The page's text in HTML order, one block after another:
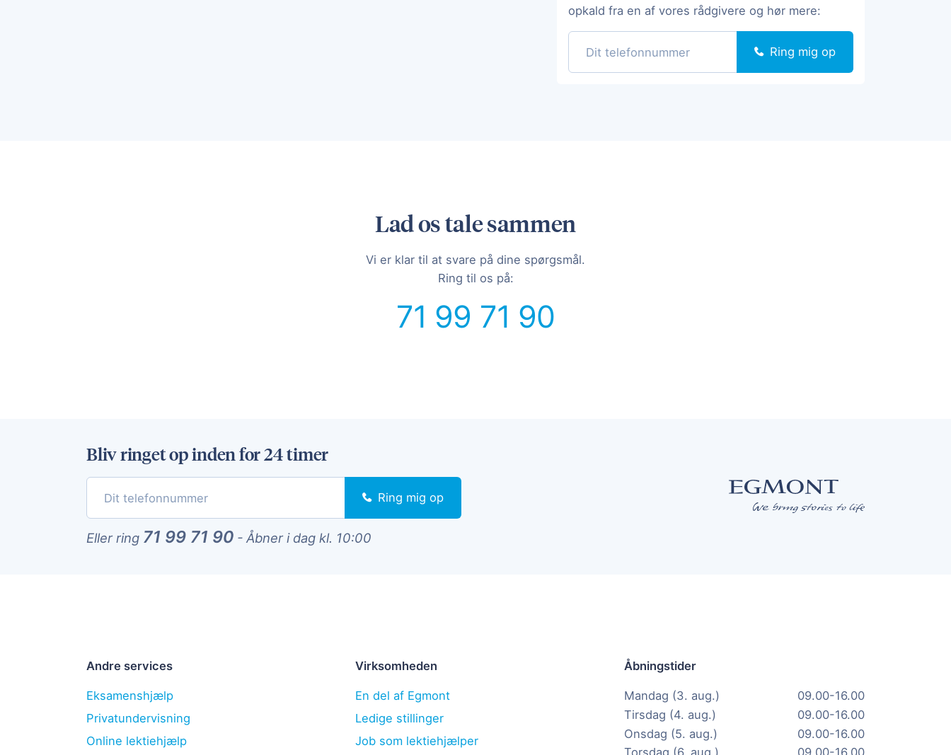
opkald fra en af vores rådgivere og hør mere:
Ring mig op
Lad os tale sammen
Vi er klar til at svare på dine spørgsmål.
Ring til os på:
71 99 71 90
Bliv ringet op inden for 24 timer
Ring mig op
Eller ring 71 99 71 90 - Åbner i dag kl. 10:00
Andre services
Eksamenshjælp
Privatundervisning
Online lektiehjælp
Virksomheden
En del af Egmont
Ledige stillinger
Job som lektiehjælper
Åbningstider
Mandag (3. aug.)
09.00-16.00
Tirsdag (4. aug.)
09.00-16.00
Onsdag (5. aug.)
09.00-16.00